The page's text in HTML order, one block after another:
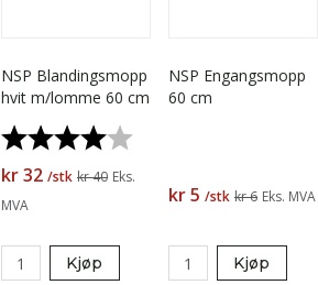
NSP Blandingsmopp
hvit m/lomme 60 cm
Karakter:
4.0 av 5 mulige
kr 32 /stk kr 40 Eks.
MVA
Kjøp
NSP Engangsmopp
60 cm
kr 5 /stk kr 6 Eks. MVA
Kjøp